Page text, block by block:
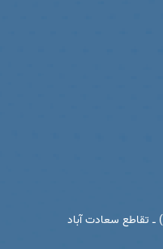
ـ تقاطع سعادت آباد